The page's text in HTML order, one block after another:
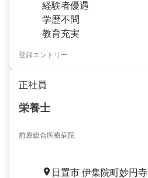
経験者優遇
学歴不問
教育充実
登録エントリー
正社員
栄養士
前原総合医療病院
日置市 伊集院町妙円寺